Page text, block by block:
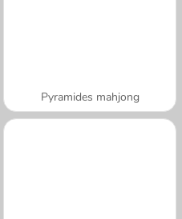
Pyramides mahjong